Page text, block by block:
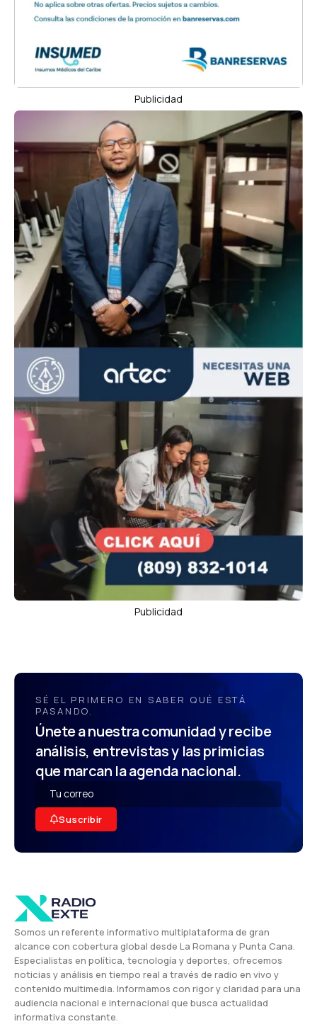
Publicidad
Publicidad
SÉ EL PRIMERO EN SABER QUÉ ESTÁ
PASANDO.
Únete a nuestra comunidad y recibe
análisis, entrevistas y las primicias
que marcan la agenda nacional.
Suscribir
Somos un referente informativo multiplataforma de gran
alcance con cobertura global desde La Romana y Punta Cana.
Especialistas en política, tecnología y deportes, ofrecemos
noticias y análisis en tiempo real a través de radio en vivo y
contenido multimedia. Informamos con rigor y claridad para una
audiencia nacional e internacional que busca actualidad
informativa constante.